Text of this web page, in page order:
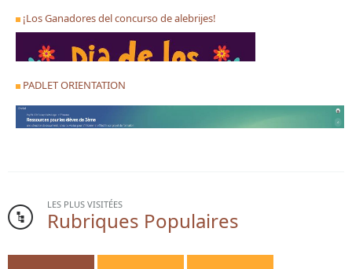
¡Los Ganadores del concurso de alebrijes!
PADLET ORIENTATION
LES PLUS VISITÉES
Rubriques Populaires